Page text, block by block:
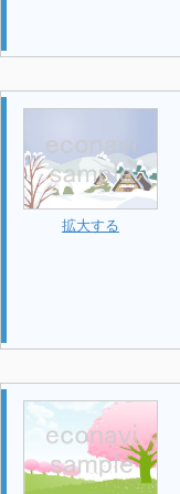
拡大する